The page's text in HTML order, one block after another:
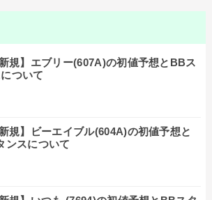
新規】エブリー(607A)の初値予想とBBス
ついて
新規】ビーエイブル(604A)の初値予想と
ンスについて